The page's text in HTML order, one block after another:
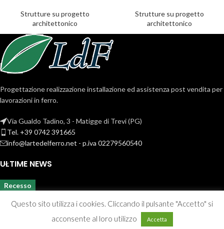
Strutture su progetto
architettonico
Strutture su progetto
architettonico
Progettazione realizzazione installazione ed assistenza post vendita per
lavorazioni in ferro.
Via Gualdo Tadino, 3 - Matigge di Trevi (PG)
Tel. +39 0742 391665
info@lartedelferro.net - p.iva 02279560540
ULTIME NEWS
Recesso
Questo sito utilizza i cookies. Cliccando il pulsante "Accetto" si
acconsente al loro utilizzo
Accetta